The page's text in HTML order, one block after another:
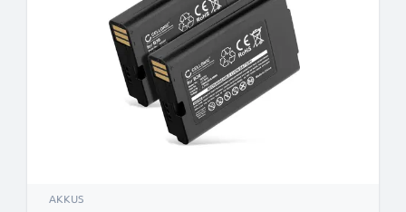
AKKUS